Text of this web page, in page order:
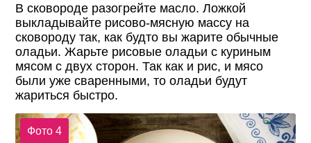
В сковороде разогрейте масло. Ложкой
выкладывайте рисово-мясную массу на
сковороду так, как будто вы жарите обычные
оладьи. Жарьте рисовые оладьи с куриным
мясом с двух сторон. Так как и рис, и мясо
были уже сваренными, то оладьи будут
жариться быстро.
Фото 4